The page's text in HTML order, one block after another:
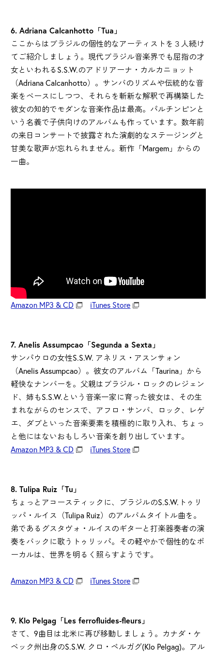
6. Adriana Calcanhotto「Tua」
ここからはブラジルの個性的なアーティストを３人続け
てご紹介しましょう。現代ブラジル音楽界でも屈指の才
女といわれるS.S.W.のアドリアーナ・カルカニョット
（Adriana Calcanhotto）。サンバのリズムや伝統的な音
楽をベースにしつつ、それらを斬新な解釈で再構築した
彼女の知的でモダンな音楽作品は最高。パルチンピンと
いう名義で子供向けのアルバムも作っています。数年前
の来日コンサートで披露された演劇的なステージングと
甘美な歌声が忘れられません。新作「Margem」からの
一曲。
Amazon MP3 & CD iTunes Store
7. Anelis Assumpcao「Segunda a Sexta」
サンパウロの女性S.S.W. アネリス・アスンサォン
（Anelis Assumpcao）。彼女のアルバム「Taurina」から
軽快なナンバーを。父親はブラジル・ロックのレジェン
ド、姉もS.S.W.という音楽一家に育った彼女は、その生
まれながらのセンスで、アフロ・サンバ、ロック、レゲ
エ、ダブといった音楽要素を積極的に取り入れ、ちょっ
と他にはないおもしろい音楽を創り出しています。
Amazon MP3 & CD
iTunes Store
8. Tulipa Ruiz「Tu」
ちょっとアコースティックに、ブラジルのS.S.W.トゥリ
ッパ・ルイス（Tulipa Ruiz）のアルバムタイトル曲を。
弟であるグスタヴォ・ルイスのギターと打楽器奏者の演
奏をバックに歌うトゥリッパ。その軽やかで個性的なボ
ーカルは、世界を明るく照らすようです。
Amazon MP3 & CD iTunes Store
9. Klo Pelgag「Les ferrofluides-fleurs」
さて、9曲目は北米に再び移動しましょう。カナダ・ケ
ベック州出身のS.S.W. クロ・ペルガグ(Klo Pelgag)。アル